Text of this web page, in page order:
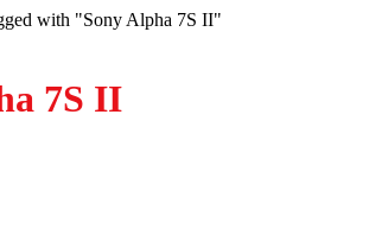
with "Sony Alpha 7S II"
7S II